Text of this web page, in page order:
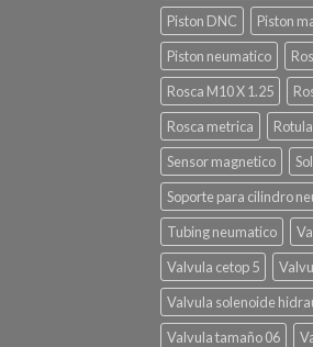
Piston DNC
Piston
Piston neumatico
Rosca M10 X 1.25
Rosca metrica
Sensor magnetico
Soporte para cilindro
Tubing neumatico
Valvula cetop 5
Valvula solenoide
Valvula tamaño 06